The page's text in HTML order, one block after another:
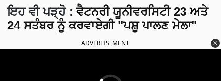
ਇਹ ਵੀ ਪੜ੍ਹੋ :ਵੈਟਨਰੀ ਯੂਨੀਵਰਸਿਟੀ 23 ਅਤੇ
24 ਸਤੰਬਰ ਨੂੰ ਕਰਵਾਏਗੀ "ਪਸ਼ੂ ਪਾਲਣ ਮੇਲਾ"
ADVERTISEMENT